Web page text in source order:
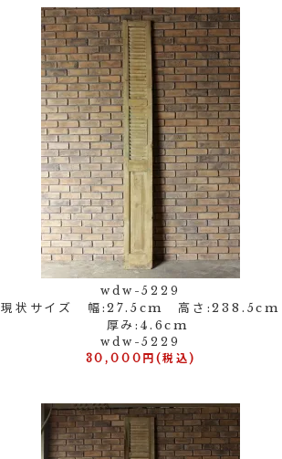
wdw-5229
現状サイズ 幅:27.5cm 高さ:238.5cm
厚み:4.6cm
wdw-5229
30,000円(税込)